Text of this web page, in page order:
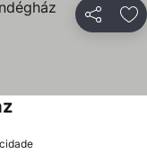
Partilhar